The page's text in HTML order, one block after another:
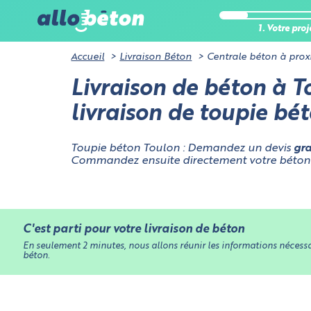
1. Votre
Accueil Livraison Béton Centrale béton à
Livraison de béton à
livraison de toupie
Toupie béton Toulon : Demandez un devis
Commandez ensuite directement votre
C'est parti pour votre livraison de béton
En seulement 2 minutes, nous allons réunir les informations
béton.
Certains
pas de
utilisation,
Cookies
du site et à